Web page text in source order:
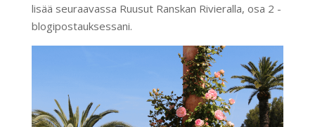
lisää seuraavassa Ruusut Ranskan Rivieralla, osa 2 -
blogipostauksessani.